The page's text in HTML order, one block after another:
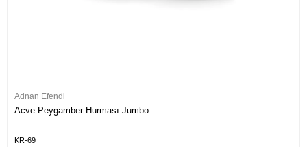
Adnan Efendi
Acve Peygamber Hurması Jumbo
KR-69